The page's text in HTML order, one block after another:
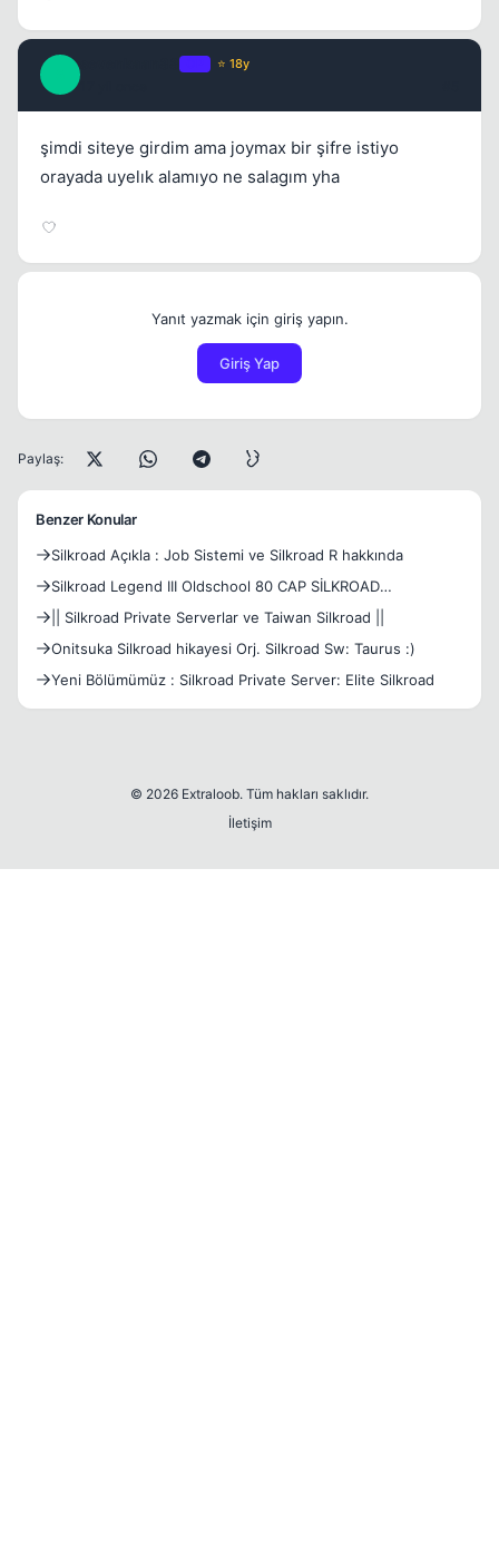
⭐ 18y
şimdi siteye girdim ama joymax bir şifre istiyo
orayada uyelık alamıyo ne salagım yha
Yanıt yazmak için giriş yapın.
Giriş Yap
Paylaş:
Benzer Konular
Silkroad Açıkla : Job Sistemi ve Silkroad R hakkında
Silkroad Legend III Oldschool 80 CAP SİLKROAD
[NOSTALGİA]
|| Silkroad Private Serverlar ve Taiwan Silkroad ||
Onitsuka Silkroad hikayesi Orj. Silkroad Sw: Taurus :)
Yeni Bölümümüz : Silkroad Private Server: Elite Silkroad
© 2026 Extraloob. Tüm hakları saklıdır.
İletişim